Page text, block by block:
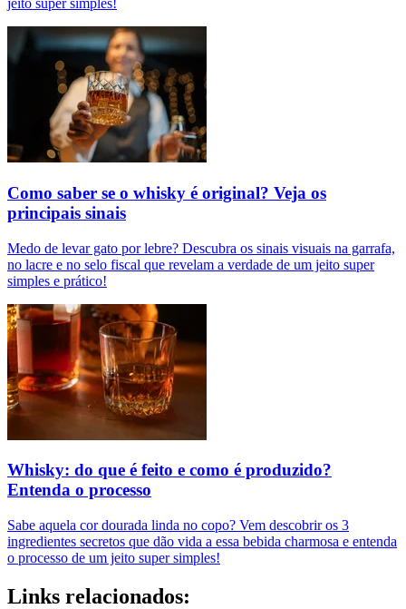
jeito super simples!
Como saber se o whisky é original? Veja os
principais sinais
Medo de levar gato por lebre? Descubra os sinais visuais na garrafa,
no lacre e no selo fiscal que revelam a verdade de um jeito super
simples e prático!
Whisky: do que é feito e como é produzido?
Entenda o processo
Sabe aquela cor dourada linda no copo? Vem descobrir os 3
ingredientes secretos que dão vida a essa bebida charmosa e entenda
o processo de um jeito super simples!
Links relacionados: